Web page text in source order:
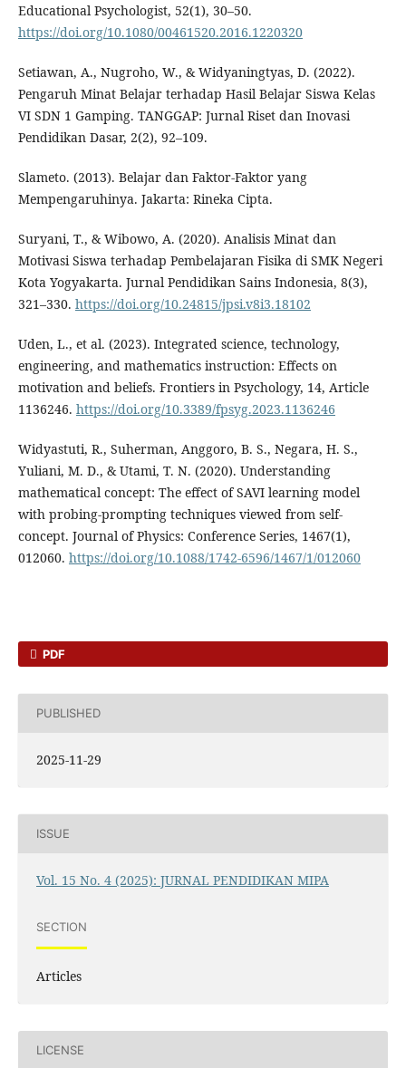
Educational Psychologist, 52(1), 30–50.
https://doi.org/10.1080/00461520.2016.1220320
Setiawan, A., Nugroho, W., & Widyaningtyas, D. (2022).
Pengaruh Minat Belajar terhadap Hasil Belajar Siswa Kelas
VI SDN 1 Gamping. TANGGAP: Jurnal Riset dan Inovasi
Pendidikan Dasar, 2(2), 92–109.
Slameto. (2013). Belajar dan Faktor-Faktor yang
Mempengaruhinya. Jakarta: Rineka Cipta.
Suryani, T., & Wibowo, A. (2020). Analisis Minat dan
Motivasi Siswa terhadap Pembelajaran Fisika di SMK Negeri
Kota Yogyakarta. Jurnal Pendidikan Sains Indonesia, 8(3),
321–330. https://doi.org/10.24815/jpsi.v8i3.18102
Uden, L., et al. (2023). Integrated science, technology,
engineering, and mathematics instruction: Effects on
motivation and beliefs. Frontiers in Psychology, 14, Article
1136246. https://doi.org/10.3389/fpsyg.2023.1136246
Widyastuti, R., Suherman, Anggoro, B. S., Negara, H. S.,
Yuliani, M. D., & Utami, T. N. (2020). Understanding
mathematical concept: The effect of SAVI learning model
with probing-prompting techniques viewed from self-
concept. Journal of Physics: Conference Series, 1467(1),
012060. https://doi.org/10.1088/1742-6596/1467/1/012060
PDF
PUBLISHED
2025-11-29
ISSUE
Vol. 15 No. 4 (2025): JURNAL PENDIDIKAN MIPA
SECTION
Articles
LICENSE